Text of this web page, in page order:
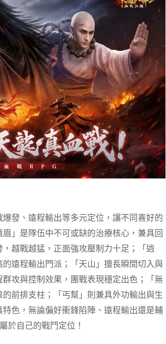
發、遠程輸出等多元定位，讓不同喜好的
」是隊伍中不可或缺的治療核心，兼具回
越戰越猛，正面強攻壓制力十足；「逍
遠程輸出門派；「天山」擅長瞬間切入與
攻與控制效果，團戰表現穩定出色；「無
前排支柱；「丐幫」則兼具外功輸出與生
色，無論偏好衝鋒陷陣、遠程輸出還是輔
於自己的戰鬥定位！